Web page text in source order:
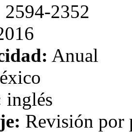
2594-2352
Anual
inglés
Revisión por